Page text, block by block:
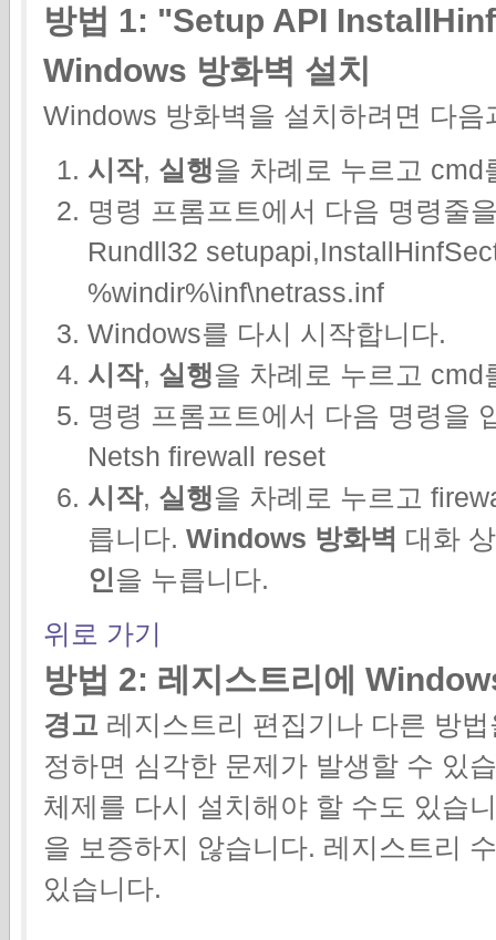
방법 1: "Setup API
Windows 방화벽 설치
Windows 방화벽을 설치하려면 다음
시작, 실행을 차례로 누르고 cmd
명령 프롬프트에서 다음 명령줄
Rundll32
%windir%\inf\netrass.inf
Windows를 다시 시작합니다.
시작, 실행을 차례로 누르고 cmd
명령 프롬프트에서 다음 명령을
Netsh firewall reset
시작, 실행을 차례로 누르고
릅니다. Windows 방화벽 대화
인을 누릅니다.
위로 가기
방법 2: 레지스트리에
경고 레지스트리 편집기나 다른 방
정하면 심각한 문제가 발생할 수 있
체제를 다시 설치해야 할 수도 있습
을 보증하지 않습니다. 레지스트리
있습니다.